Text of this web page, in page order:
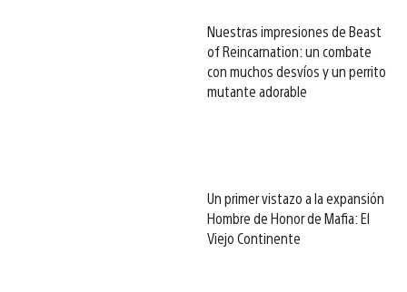
Nuestras impresiones de Beast
of Reincarnation: un combate
con muchos desvíos y un perrito
mutante adorable
Un primer vistazo a la expansión
Hombre de Honor de Mafia: El
Viejo Continente